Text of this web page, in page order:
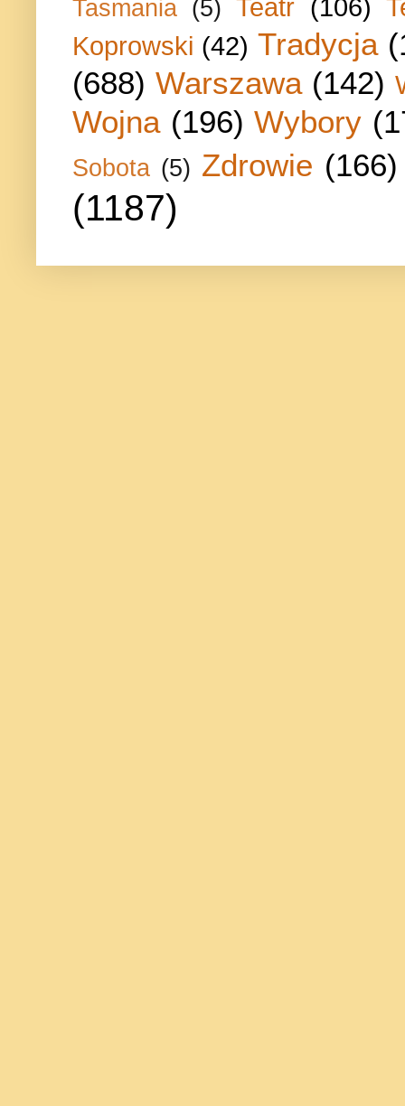
Tasmania (5) Teatr (106)
Koprowski (42) Tradycja
(688) Warszawa (142)
Wojna (196) Wybory
Sobota (5) Zdrowie (166)
(1187)